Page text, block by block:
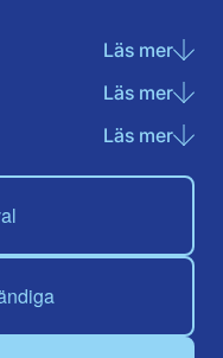
Läs merom
Läs merom
Läs merom